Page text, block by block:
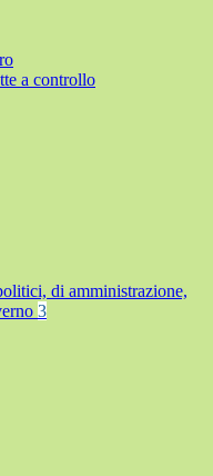
a controllo
di amministrazione,
3